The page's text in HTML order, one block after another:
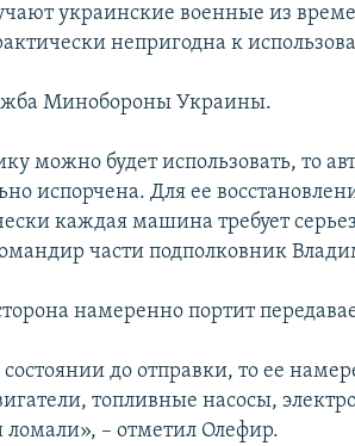
украинские военные из
непригодна к
Минобороны Украины.
можно будет использовать, то
испорчена. Для ее
каждая машина требует
части подполковник
намеренно портит
до отправки, то ее
топливные насосы,
– отметил Олефир.